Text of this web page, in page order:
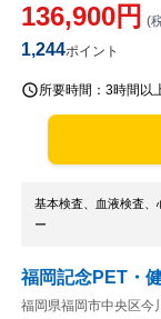
136,900円 (
1,244ポイント
所要時間： 3時間以
基本検査、血液検査、
ー
福岡記念PET・
福岡県福岡市中央区今